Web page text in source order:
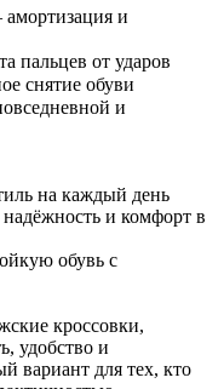
и
пальцев от ударов
снятие обуви
и
на каждый день
и комфорт в
обувь с
кроссовки,
удобство и
вариант для тех, кто